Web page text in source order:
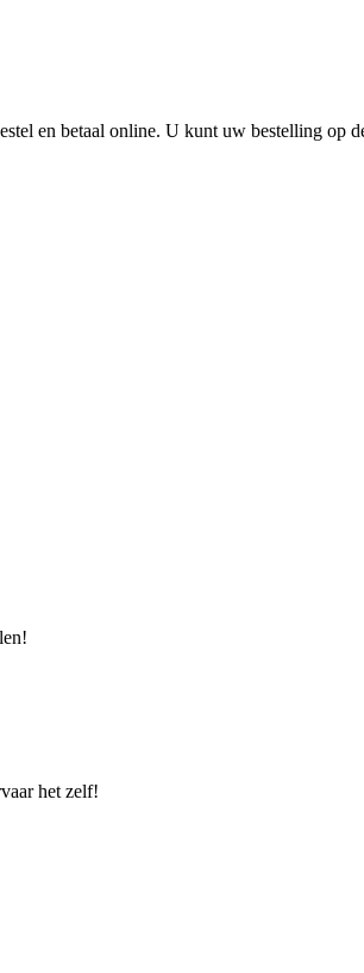
en betaal online. U kunt uw bestelling op
het zelf!